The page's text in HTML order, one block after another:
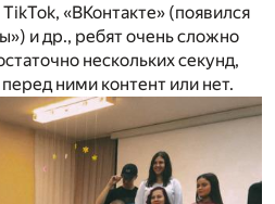
«ВКонтакте» (появился
и др., ребят очень сложно
нескольких секунд,
ними контент или нет.